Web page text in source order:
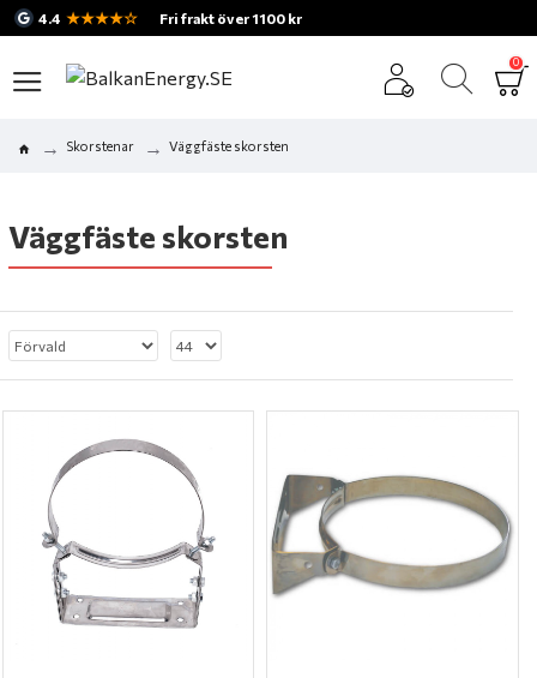
4.4 ★★★★☆ Fri frakt över 1100 kr
0
Skorstenar Väggfäste skorsten
Väggfäste skorsten